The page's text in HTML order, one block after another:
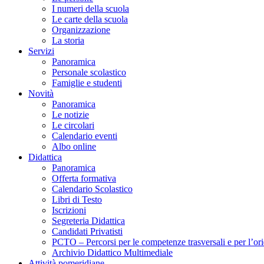
I numeri della scuola
Le carte della scuola
Organizzazione
La storia
Servizi
Panoramica
Personale scolastico
Famiglie e studenti
Novità
Panoramica
Le notizie
Le circolari
Calendario eventi
Albo online
Didattica
Panoramica
Offerta formativa
Calendario Scolastico
Libri di Testo
Iscrizioni
Segreteria Didattica
Candidati Privatisti
PCTO – Percorsi per le competenze trasversali e per
Archivio Didattico Multimediale